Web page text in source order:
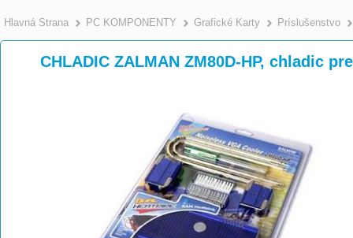
Hlavná Strana >
PC KOMPONENTY >
Grafické Karty Príslušenstvo
CHLADIC ZALMAN ZM80D-HP, chladic